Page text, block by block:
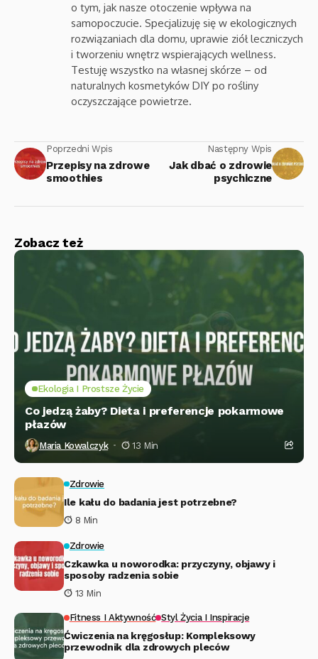
o tym, jak nasze otoczenie wpływa na
samopoczucie. Specjalizuję się w ekologicznych
rozwiązaniach dla domu, uprawie ziół leczniczych
i tworzeniu wnętrz wspierających wellness.
Testuję wszystko na własnej skórze – od
naturalnych kosmetyków DIY po rośliny
oczyszczające powietrze.
Poprzedni Wpis
Przepisy na zdrowe
smoothies
Następny Wpis
Jak dbać o zdrowie
psychiczne
Zobacz też
Ekologia I Prostsze Życie
Co jedzą żaby? Dieta i preferencje pokarmowe
płazów
Maria Kowalczyk 13 Min
Zdrowie
Ile kału do badania jest potrzebne?
8 Min
Zdrowie
Czkawka u noworodka: przyczyny, objawy i
sposoby radzenia sobie
13 Min
Fitness I Aktywność Styl Życia I Inspiracje
Ćwiczenia na kręgosłup: Kompleksowy
przewodnik dla zdrowych pleców